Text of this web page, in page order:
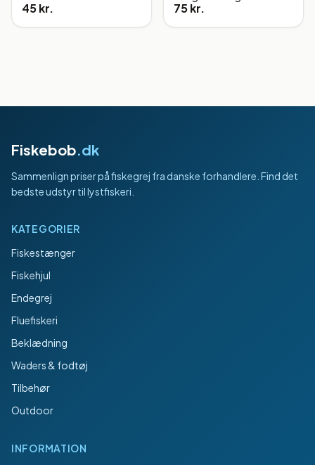
45 kr. 75 kr.
Fiskebob.dk
Sammenlign priser på fiskegrej fra danske forhandlere. Find det
bedste udstyr til lystfiskeri.
KATEGORIER
Fiskestænger
Fiskehjul
Endegrej
Fluefiskeri
Beklædning
Waders & fodtøj
Tilbehør
Outdoor
INFORMATION